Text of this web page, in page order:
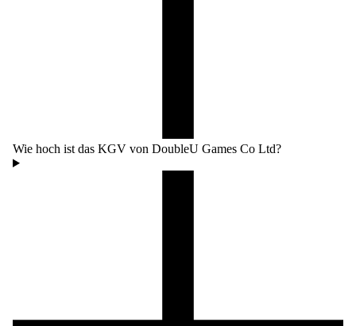
Wie hoch ist das KGV von DoubleU Games Co Ltd?